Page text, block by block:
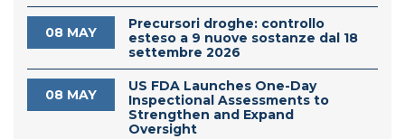
08 MAY
Precursori droghe: controllo
esteso a 9 nuove sostanze dal 18
settembre 2026
08 MAY
US FDA Launches One-Day
Inspectional Assessments to
Strengthen and Expand
Oversight